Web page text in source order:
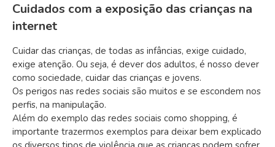
Cuidados com a exposição das crianças na
internet
Cuidar das crianças, de todas as infâncias, exige cuidado,
exige atenção. Ou seja, é dever dos adultos, é nosso dever
como sociedade, cuidar das crianças e jovens.
Os perigos nas redes sociais são muitos e se escondem nos
perfis, na manipulação.
Além do exemplo das redes sociais como shopping, é
importante trazermos exemplos para deixar bem explicado